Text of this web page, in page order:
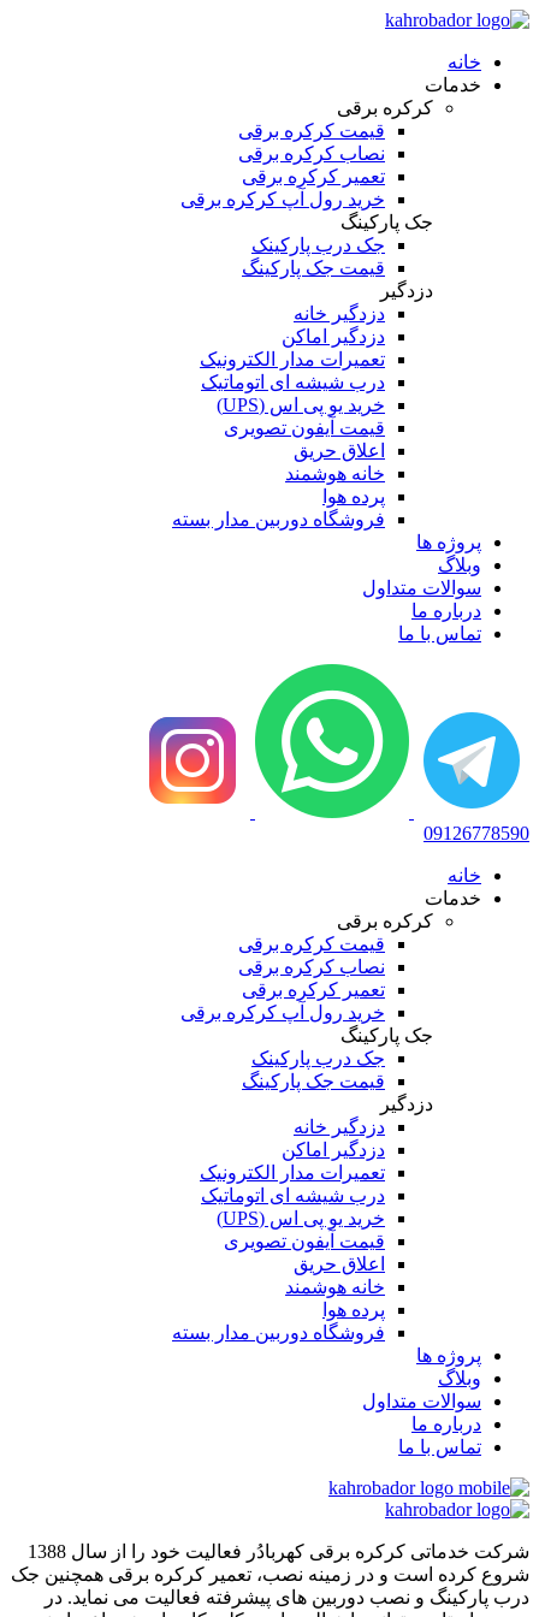
خانه
خدمات
کرکره برقی
قیمت کرکره برقی
نصاب کرکره برقی
تعمیر کرکره برقی
خرید رول آپ کرکره برقی
جک پارکینگ
جک درب پارکینک
قیمت جک پارکینگ
دزدگیر
دزدگیر خانه
دزدگیر اماکن
تعمیرات مدار الکترونیک
درب شیشه ای اتوماتیک
خرید یو پی اس (UPS)
قیمت آیفون تصویری
اعلاق حریق
خانه هوشمند
پرده هوا
فروشگاه دوربین مدار بسته
پروژه ها
وبلاگ
سوالات متداول
درباره ما
تماس با ما
09126778590
خانه
خدمات
کرکره برقی
قیمت کرکره برقی
نصاب کرکره برقی
تعمیر کرکره برقی
خرید رول آپ کرکره برقی
جک پارکینگ
جک درب پارکینک
قیمت جک پارکینگ
دزدگیر
دزدگیر خانه
دزدگیر اماکن
تعمیرات مدار الکترونیک
درب شیشه ای اتوماتیک
خرید یو پی اس (UPS)
قیمت آیفون تصویری
اعلاق حریق
خانه هوشمند
پرده هوا
فروشگاه دوربین مدار بسته
پروژه ها
وبلاگ
سوالات متداول
درباره ما
تماس با ما
شرکت خدماتی کرکره برقی کهربادُر فعالیت خود را از سال 1388
شروع کرده است و در زمینه نصب، تعمیر کرکره برقی همچنین جک
درب پارکینگ و نصب دوربین های پیشرفته فعالیت می نماید. در